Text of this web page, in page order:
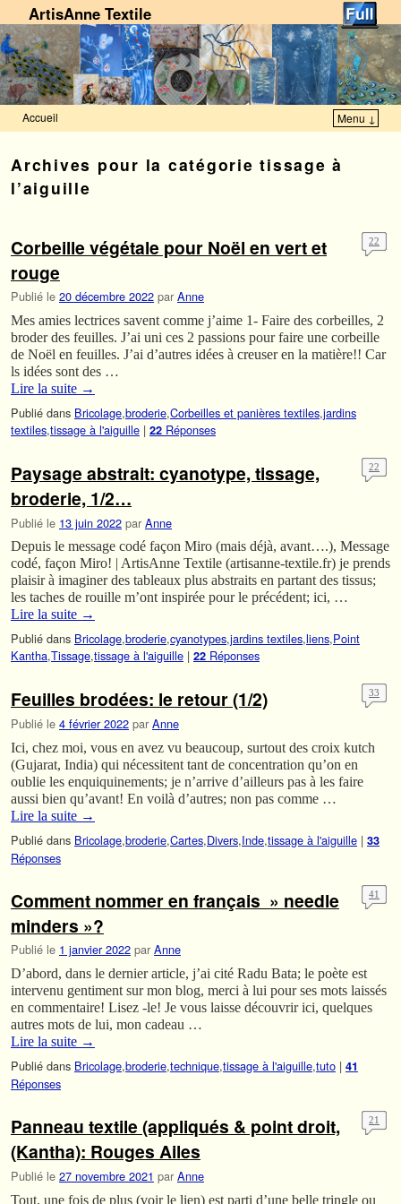
ArtisAnne Textile
Accueil Menu ↓
Archives pour la catégorietissage à
l’aiguille
Corbeille végétale pour Noël en vert et
rouge
Publié le 20 décembre 2022 par Anne
22
Mes amies lectrices savent comme j’aime 1- Faire des corbeilles, 2
broder des feuilles. J’ai uni ces 2 passions pour faire une corbeille
de Noël en feuilles. J’ai d’autres idées à creuser en la matière!! Car
ls idées sont des …
Lire la suite →
Publié dans Bricolage,broderie,Corbeilles et panières textiles,jardins
textiles,tissage à l'aiguille | 22 Réponses
Paysage abstrait: cyanotype, tissage,
broderie, 1/2…
Publié le 13 juin 2022 par Anne
22
Depuis le message codé façon Miro (mais déjà, avant….), Message
codé, façon Miro! | ArtisAnne Textile (artisanne-textile.fr) je prends
plaisir à imaginer des tableaux plus abstraits en partant des tissus;
les taches de rouille m’ont inspirée pour le précédent; ici, …
Lire la suite →
Publié dans Bricolage,broderie,cyanotypes,jardins textiles,liens,Point
Kantha,Tissage,tissage à l'aiguille | 22 Réponses
Feuilles brodées: le retour (1/2)
Publié le 4 février 2022 par Anne
33
Ici, chez moi, vous en avez vu beaucoup, surtout des croix kutch
(Gujarat, India) qui nécessitent tant de concentration qu’on en
oublie les enquiquinements; je n’arrive d’ailleurs pas à les faire
aussi bien qu’avant! En voilà d’autres; non pas comme …
Lire la suite →
Publié dans Bricolage,broderie,Cartes,Divers,Inde,tissage à l'aiguille | 33
Réponses
Comment nommer en français » needle
minders »?
Publié le 1 janvier 2022 par Anne
41
D’abord, dans le dernier article, j’ai cité Radu Bata; le poète est
intervenu gentiment sur mon blog, merci à lui pour ses mots laissés
en commentaire! Lisez -le! Je vous laisse découvrir ici, quelques
autres mots de lui, mon cadeau …
Lire la suite →
Publié dans Bricolage,broderie,technique,tissage à l'aiguille,tuto | 41
Réponses
Panneau textile (appliqués & point droit,
(Kantha): Rouges Ailes
Publié le 27 novembre 2021 par Anne
21
Tout, une fois de plus (voir le lien) est parti d’une belle tringle ou